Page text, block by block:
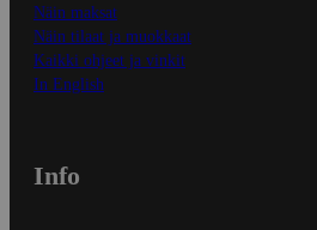
Näin maksat
Näin tilaat ja muokkaat
Kaikki ohjeet ja vinkit
In English
Info